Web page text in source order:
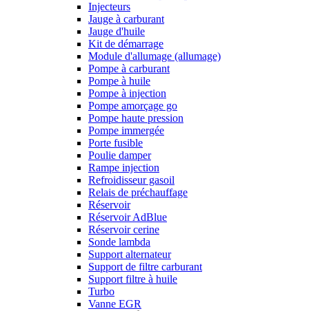
Injecteurs
Jauge à carburant
Jauge d'huile
Kit de démarrage
Module d'allumage (allumage)
Pompe à carburant
Pompe à huile
Pompe à injection
Pompe amorçage go
Pompe haute pression
Pompe immergée
Porte fusible
Poulie damper
Rampe injection
Refroidisseur gasoil
Relais de préchauffage
Réservoir
Réservoir AdBlue
Réservoir cerine
Sonde lambda
Support alternateur
Support de filtre carburant
Support filtre à huile
Turbo
Vanne EGR